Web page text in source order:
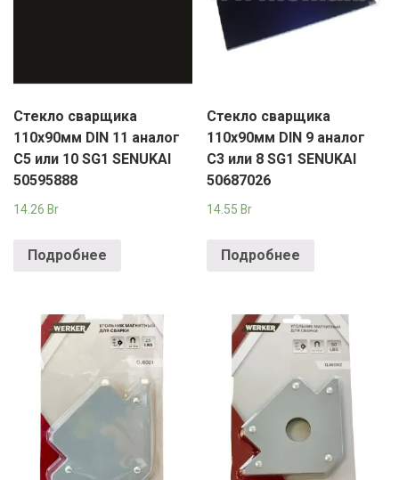
Стекло сварщика
110х90мм DIN 11 аналог
С5 или 10 SG1 SENUKAI
50595888
14.26 Br
Подробнее
Стекло сварщика
110х90мм DIN 9 аналог
С3 или 8 SG1 SENUKAI
50687026
14.55Br
Подробнее